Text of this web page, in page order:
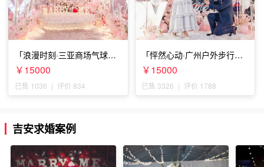
「浪漫时刻·三亚商场气球雨
惊喜求婚」
￥15000
已售 1036 | 评价 834
「怦然心动·广州户外步行街
求婚」
￥15000
已售 3326 | 评价 1788
吉安求婚案例